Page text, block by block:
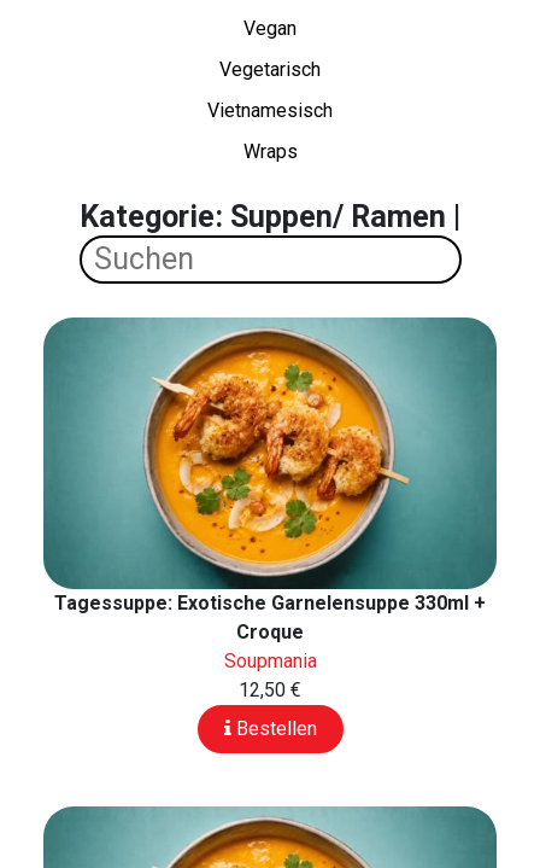
Vegan
Vegetarisch
Vietnamesisch
Wraps
Kategorie: Suppen/ Ramen |
Tagessuppe: Exotische Garnelensuppe 330ml +
Croque
Soupmania
12,50 €
Bestellen